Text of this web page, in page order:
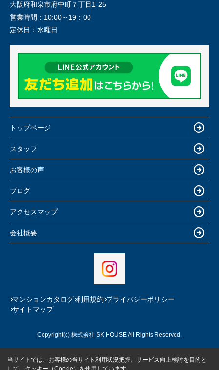
大阪府和泉市府中町７丁目1-25
営業時間： 10:00～19：00
定休日： 水曜日
トップページ
スタッフ
お客様の声
ブログ
アクセスマップ
会社概要
マンションカタログ 利用規約 プライバシーポリシー
サイトマップ
Copyright(c) 株式会社 SK HOUSE All Rights Reserved.
当サイトでは、お客様の当サイト利用状況把握、サービス向上検討を目的と
して、クッキー（Cookie）を使用しています。